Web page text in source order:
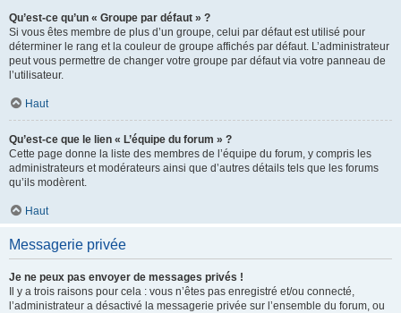
Qu’est-ce qu’un « Groupe par défaut » ?
Si vous êtes membre de plus d’un groupe, celui par défaut est utilisé pour
déterminer le rang et la couleur de groupe affichés par défaut. L’administrateur
peut vous permettre de changer votre groupe par défaut via votre panneau de
l’utilisateur.
Haut
Qu’est-ce que le lien « L’équipe du forum » ?
Cette page donne la liste des membres de l’équipe du forum, y compris les
administrateurs et modérateurs ainsi que d’autres détails tels que les forums
qu’ils modèrent.
Haut
Messagerie privée
Je ne peux pas envoyer de messages privés !
Il y a trois raisons pour cela : vous n’êtes pas enregistré et/ou connecté,
l’administrateur a désactivé la messagerie privée sur l’ensemble du forum, ou